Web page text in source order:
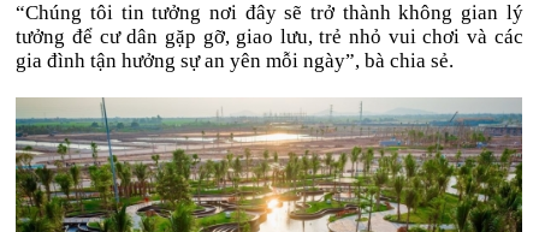
“Chúng tôi tin tưởng nơi đây sẽ trở thành không gian lý
tưởng để cư dân gặp gỡ, giao lưu, trẻ nhỏ vui chơi và các
gia đình tận hưởng sự an yên mỗi ngày”, bà chia sẻ.